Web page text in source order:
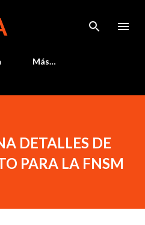
Más…
DETALLES DE
PARA LA FNSM